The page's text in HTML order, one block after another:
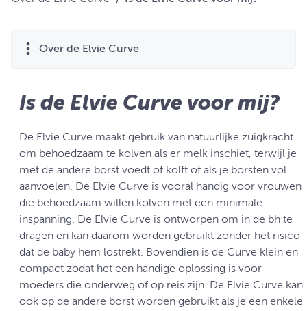
Over de Elvie Curve
Is de Elvie Curve voor mij?
De Elvie Curve maakt gebruik van natuurlijke zuigkracht
om behoedzaam te kolven als er melk inschiet, terwijl je
met de andere borst voedt of kolft of als je borsten vol
aanvoelen. De Elvie Curve is vooral handig voor vrouwen
die behoedzaam willen kolven met een minimale
inspanning. De Elvie Curve is ontworpen om in de bh te
dragen en kan daarom worden gebruikt zonder het risico
dat de baby hem lostrekt. Bovendien is de Curve klein en
compact zodat het een handige oplossing is voor
moeders die onderweg of op reis zijn. De Elvie Curve kan
ook op de andere borst worden gebruikt als je een enkele